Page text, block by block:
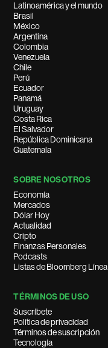
Latinoamérica y el mundo
Brasil
México
Argentina
Colombia
Venezuela
Chile
Perú
Ecuador
Panamá
Uruguay
Costa Rica
El Salvador
República Dominicana
Guatemala
SOBRE NOSOTROS
Economía
Mercados
Dólar Hoy
Actualidad
Cripto
Finanzas Personales
Podcasts
Listas de Bloomberg Línea
TÉRMINOS DE USO
Suscríbete
Política de privacidad
Términos de suscripción
Tecnología